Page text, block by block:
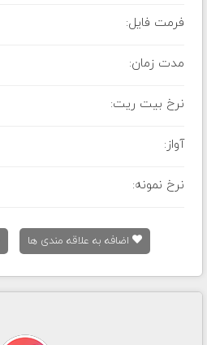
فرمت فایل:
مدت زمان:
نرخ بیت ریت:
آواز:
نرخ نمونه:
اضافه به علاقه مندی ها